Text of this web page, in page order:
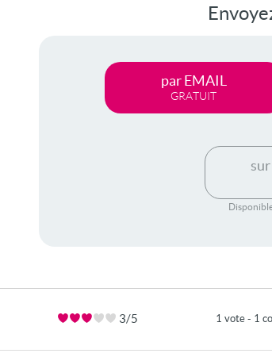
par EMAIL
GRATUIT
3/5 1 vote - 1